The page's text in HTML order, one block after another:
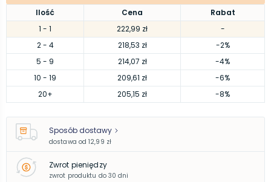
Ilość Cena
Rabat
1 - 1 222,99 zł
-
2- 4 218,53 zł
-2%
5 - 9 214,07 zł
-4%
10 - 19 209,61 zł
-6%
20+ 205,15 zł -8%
Sposób dostawy
dostawa od 12,99 zł
Zwrot pieniędzy
zwrot produktu do 30 dni